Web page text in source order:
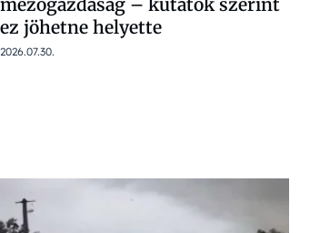
mezőgazdaság – kutatók szerint
ez jöhetne helyette
2026.07.30.